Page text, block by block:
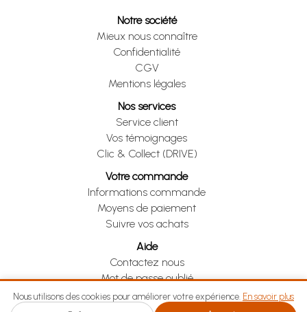
Notre société
Mieux nous connaître
Confidentialité
CGV
Mentions légales
Nos services
Service client
Vos témoignages
Clic & Collect (DRIVE)
Votre commande
Informations commande
Moyens de paiement
Suivre vos achats
Aide
Contactez nous
Mot de passe oublié
Je me rétracte
Nous utilisons des cookies pour améliorer votre expérience. En savoir plus